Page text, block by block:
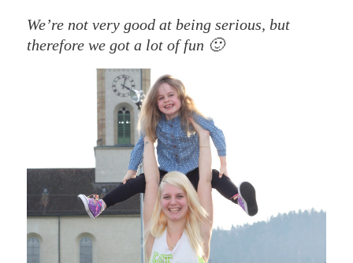
We’re not very good at being serious, but
therefore we got a lot of fun 🙂